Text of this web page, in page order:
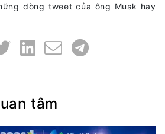
dòng tweet của ông Musk hay
tâm